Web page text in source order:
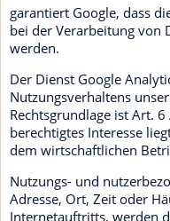
garantiert Google, dass
bei der Verarbeitung von
werden.
Der Dienst Google
Nutzungsverhaltens
Rechtsgrundlage ist Art.
berechtigtes Interesse
dem wirtschaftlichen
Nutzungs- und
Adresse, Ort, Zeit oder
Internetauftritts, werden